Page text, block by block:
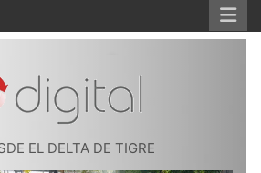
EL DELTA DE TIGRE